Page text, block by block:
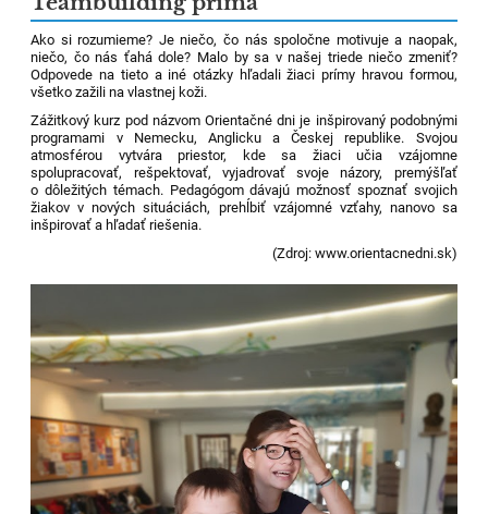
Ako si rozumieme? Je niečo, čo nás spoločne motivuje a naopak,
niečo, čo nás ťahá dole? Malo by sa v našej triede niečo zmeniť?
Odpovede na tieto a iné otázky hľadali žiaci prímy hravou formou,
všetko zažili na vlastnej koži.
Zážitkový kurz pod názvom Orientačné dni je inšpirovaný podobnými
programami v Nemecku, Anglicku a Českej republike. Svojou
atmosférou vytvára priestor, kde sa žiaci učia vzájomne
spolupracovať, rešpektovať, vyjadrovať svoje názory, premýšľať
o dôležitých témach. Pedagógom dávajú možnosť spoznať svojich
žiakov v nových situáciách, prehĺbiť vzájomné vzťahy, nanovo sa
inšpirovať a hľadať riešenia.
(Zdroj: www.orientacnedni.sk)